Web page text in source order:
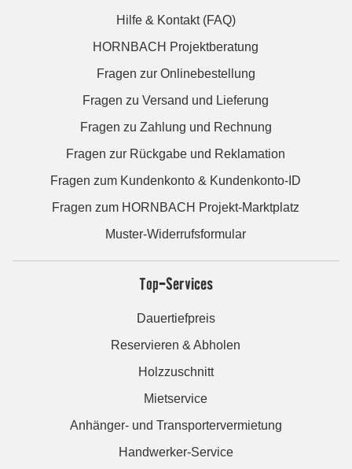
Hilfe & Kontakt (FAQ)
HORNBACH Projektberatung
Fragen zur Onlinebestellung
Fragen zu Versand und Lieferung
Fragen zu Zahlung und Rechnung
Fragen zur Rückgabe und Reklamation
Fragen zum Kundenkonto & Kundenkonto-ID
Fragen zum HORNBACH Projekt-Marktplatz
Muster-Widerrufsformular
Top-Services
Dauertiefpreis
Reservieren & Abholen
Holzzuschnitt
Mietservice
Anhänger- und Transportervermietung
Handwerker-Service